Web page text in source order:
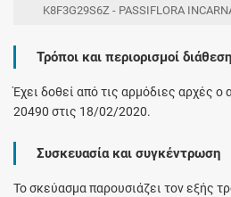
K8F3G29S6Z - PASSIFLORA
Τρόποι και περιορισμοί
Έχει δοθεί από τις αρμόδιες αρχές
20490 στις 18/02/2020.
Συσκευασία και συγκέντρωση
Το σκεύασμα παρουσιάζει τον εξής